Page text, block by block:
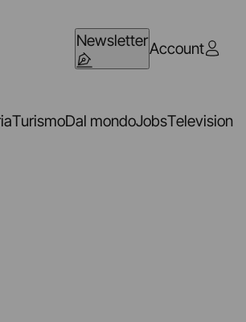
NewsletterAccount
TurismoDal mondoJobsTelevision